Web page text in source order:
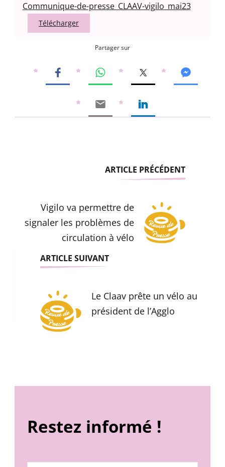
Communique-de-presse_CLAAV-vigilo_mai23
Télécharger
Partager sur
Navigation
ARTICLE PRÉCÉDENT
Vigilo va permettre de
signaler les problèmes de
circulation à vélo
ARTICLE SUIVANT
Le Claav prête un vélo au
président de l’Agglo
Restez informé !